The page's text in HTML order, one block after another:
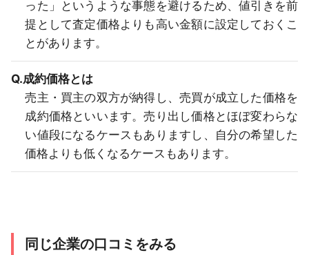
った」というような事態を避けるため、値引きを前
提として査定価格よりも高い金額に設定しておくこ
とがあります。
Q.成約価格とは
売主・買主の双方が納得し、売買が成立した価格を
成約価格といいます。売り出し価格とほぼ変わらな
い値段になるケースもありますし、自分の希望した
価格よりも低くなるケースもあります。
同じ企業の口コミをみる